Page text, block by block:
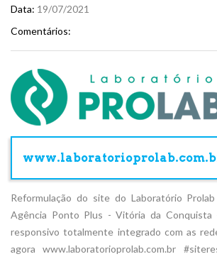
Data 19/07/2021
Comentários
Reformulação do site do Laboratório
Agência Ponto Plus - Vitória da
responsivo totalmente integrado com as
agora www.laboratorioprolab.com.br